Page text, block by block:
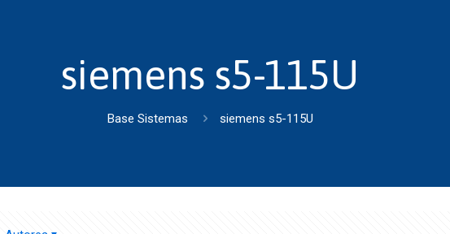
siemens s5-115U
Base Sistemas siemens s5-115U